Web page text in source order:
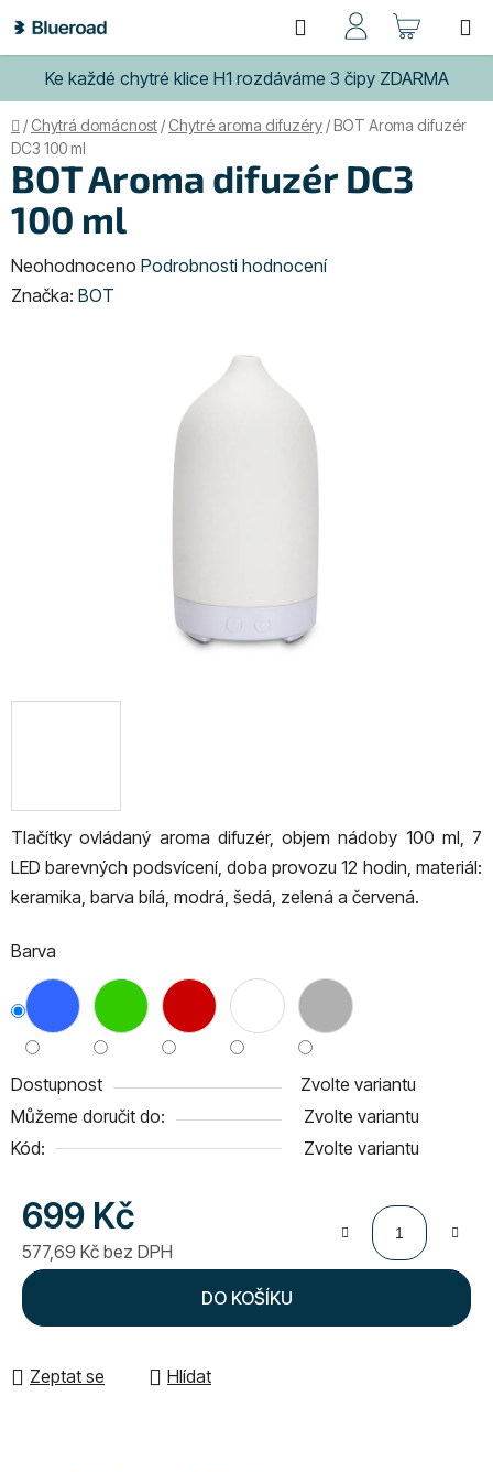
na
obsah
Ke každé chytré klice H1 rozdáváme 3 čipy ZDARMA
Hledat
KOŠÍK
Domů
/ Chytrá domácnost / Chytré aroma difuzéry /BOT Aroma difuzér
DC3 100 ml
Tlačítky ovládaný aroma difuzér, objem nádoby 100 ml, 7
LED barevných podsvícení, doba provozu 12 hodin, materiál:
keramika, barva bílá, modrá, šedá, zelená a červená.
Barva
Dostupnost
Zvolte variantu
Můžeme doručit do:
Zvolte variantu
Kód:
Zvolte variantu
699 Kč
577,69 Kč bez DPH
Měrná cena:
DO KOŠÍKU
Zeptat se Hlídat
BOT Aroma difuzér DC3
100 ml
Průměrné
hodnocení
Neohodnoceno Podrobnosti hodnocení
Značka: BOT